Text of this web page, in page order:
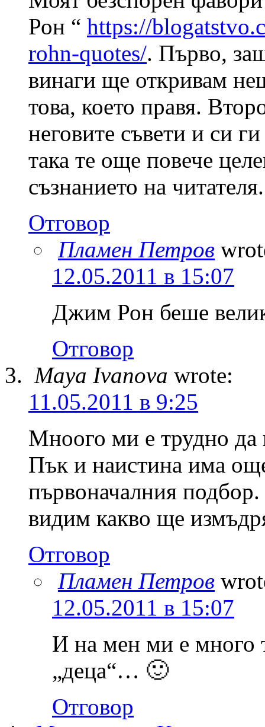
Рон “ https://
rohn-quotes/. Първо,
винаги ще откривам
това, което правя.
неговите съвети и си
така те още повече
съзнанието на читателя.
Отговор
Пламен Петров
12.05.2011 в 15:07
Джим Рон беше
Отговор
Maya Ivanova wrote:
11.05.2011 в 9:25
Мноого ми е трудно да
Пък и наистина има
първоначалния
видим какво ще
Отговор
Пламен Петров
12.05.2011 в 15:07
И на мен ми е
„деца“… 🙂
Отговор